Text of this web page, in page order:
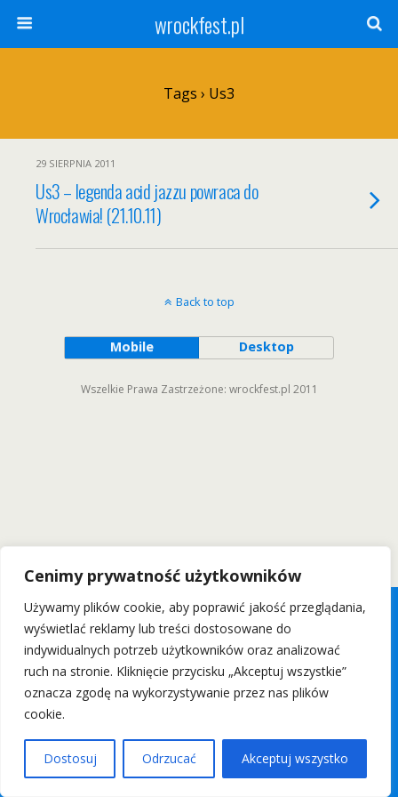
Cenimy prywatność użytkowników
Używamy plików cookie, aby poprawić jakość przeglądania,
wyświetlać reklamy lub treści dostosowane do
indywidualnych potrzeb użytkowników oraz analizować
ruch na stronie. Kliknięcie przycisku „Akceptuj wszystkie”
oznacza zgodę na wykorzystywanie przez nas plików
cookie.
Dostosuj Odrzucać Akceptuj wszystko
wrockfest.pl
Tags › Us3
29 SIERPNIA 2011
Us3 – legenda acid jazzu powraca do
Wrocławia! (21.10.11)
Back to top
Mobile Desktop
Wszelkie Prawa Zastrzeżone: wrockfest.pl 2011